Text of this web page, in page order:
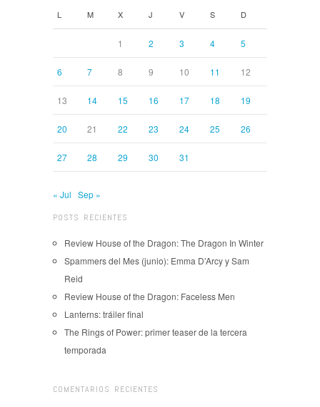
L M X J V S D
1 2 3 4 5
6 7 8 9 10 11 12
13 14 15 16 17 18 19
20 21 22 23 24 25 26
27 28 29 30 31
« Jul Sep »
POSTS RECIENTES
Review House of the Dragon: The Dragon In Winter
Spammers del Mes (junio): Emma D’Arcy y Sam
Reid
Review House of the Dragon: Faceless Men
Lanterns: tráiler final
The Rings of Power: primer teaser de la tercera
temporada
COMENTARIOS RECIENTES